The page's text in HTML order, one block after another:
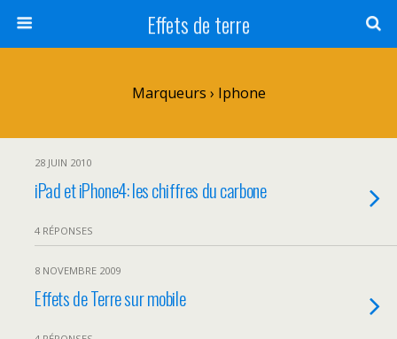
Effets de terre
Marqueurs › Iphone
28 JUIN 2010
iPad et iPhone4: les chiffres du carbone
4 RÉPONSES
8 NOVEMBRE 2009
Effets de Terre sur mobile